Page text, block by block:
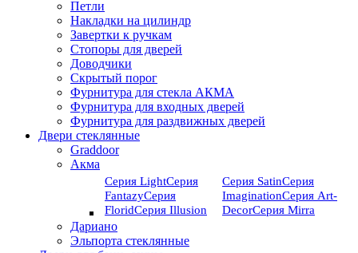
Петли
Накладки на цилиндр
Завертки к ручкам
Стопоры для дверей
Доводчики
Скрытый порог
Фурнитура для стекла АКМА
Фурнитура для входных дверей
Фурнитура для раздвижных дверей
Двери стеклянные
Graddoor
Акма
Серия LightСерия
FantazyСерия
FloridСерия Illusion
Серия SatinСерия
ImaginationСерия Art-
DeсorСерия Mirra
Дариано
Эльпорта стеклянные